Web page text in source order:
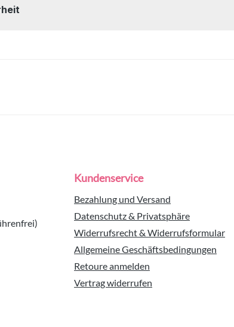
Kundenservice
Bezahlung und Versand
Datenschutz & Privatsphäre
Widerrufsrecht & Widerrufsformular
Allgemeine Geschäftsbedingungen
Retoure anmelden
Vertrag widerrufen